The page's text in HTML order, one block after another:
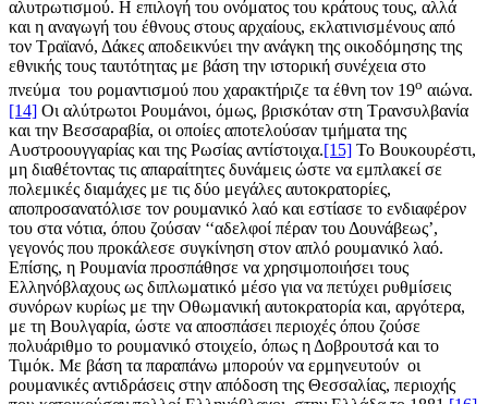
αλυτρωτισμού. Η επιλογή του ονόματος του κράτους τους, αλλά
και η αναγωγή του έθνους στους αρχαίους, εκλατινισμένους από
τον Τραϊανό, Δάκες αποδεικνύει την ανάγκη της οικοδόμησης της
εθνικής τους ταυτότητας με βάση την ιστορική συνέχεια στο
πνεύμα του ρομαντισμού που χαρακτήριζε τα έθνη τον 19ο αιώνα.
[14] Οι αλύτρωτοι Ρουμάνοι, όμως, βρισκόταν στη Τρανσυλβανία
και την Βεσσαραβία, οι οποίες αποτελούσαν τμήματα της
Αυστροουγγαρίας και της Ρωσίας αντίστοιχα.[15] Το Βουκουρέστι,
μη διαθέτοντας τις απαραίτητες δυνάμεις ώστε να εμπλακεί σε
πολεμικές διαμάχες με τις δύο μεγάλες αυτοκρατορίες,
αποπροσανατόλισε τον ρουμανικό λαό και εστίασε το ενδιαφέρον
του στα νότια, όπου ζούσαν ‘‘αδελφοί πέραν του Δουνάβεως’,
γεγονός που προκάλεσε συγκίνηση στον απλό ρουμανικό λαό.
Επίσης, η Ρουμανία προσπάθησε να χρησιμοποιήσει τους
Ελληνόβλαχους ως διπλωματικό μέσο για να πετύχει ρυθμίσεις
συνόρων κυρίως με την Οθωμανική αυτοκρατορία και, αργότερα,
με τη Βουλγαρία, ώστε να αποσπάσει περιοχές όπου ζούσε
πολυάριθμο το ρουμανικό στοιχείο, όπως η Δοβρουτσά και το
Τιμόκ. Με βάση τα παραπάνω μπορούν να ερμηνευτούν οι
ρουμανικές αντιδράσεις στην απόδοση της Θεσσαλίας, περιοχής